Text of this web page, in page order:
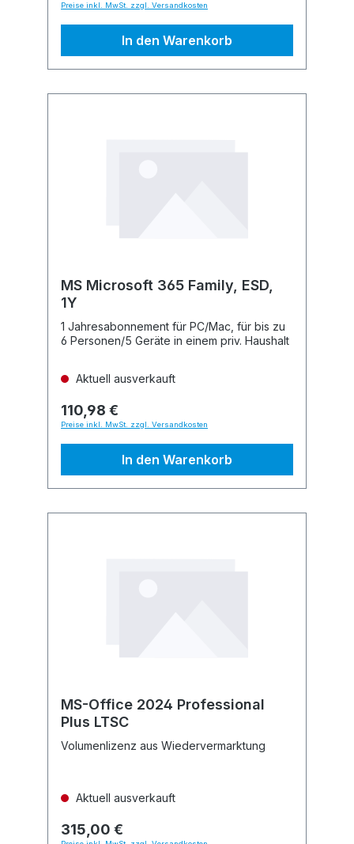
Preise inkl. MwSt. zzgl. Versandkosten
In den Warenkorb
MS Microsoft 365 Family, ESD,
1Y
1 Jahresabonnement für PC/Mac, für bis zu
6 Personen/5 Geräte in einem priv. Haushalt
Aktuell ausverkauft
110,98 €
Preise inkl. MwSt. zzgl. Versandkosten
In den Warenkorb
MS-Office 2024 Professional
Plus LTSC
Volumenlizenz aus Wiedervermarktung
Aktuell ausverkauft
315,00 €